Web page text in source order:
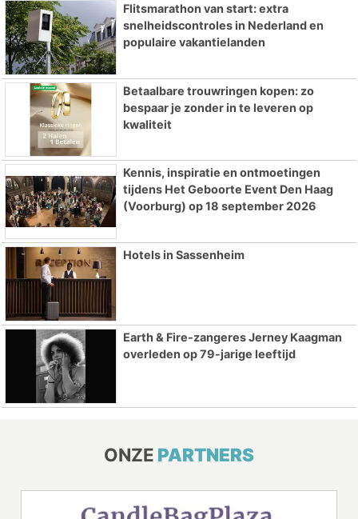
Flitsmarathon van start: extra
snelheidscontroles in Nederland en
populaire vakantielanden
Betaalbare trouwringen kopen: zo
bespaar je zonder in te leveren op
kwaliteit
Kennis, inspiratie en ontmoetingen
tijdens Het Geboorte Event Den Haag
(Voorburg) op 18 september 2026
Hotels in Sassenheim
Earth & Fire-zangeres Jerney Kaagman
overleden op 79-jarige leeftijd
ONZE PARTNERS